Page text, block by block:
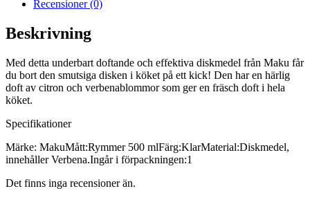
Recensioner (0)
Beskrivning
Med detta underbart doftande och effektiva diskmedel från Maku får
du bort den smutsiga disken i köket på ett kick! Den har en härlig
doft av citron och verbenablommor som ger en fräsch doft i hela
köket.
Specifikationer
Märke: MakuMått:Rymmer 500 mlFärg:KlarMaterial:Diskmedel,
innehåller Verbena.Ingår i förpackningen:1
Det finns inga recensioner än.